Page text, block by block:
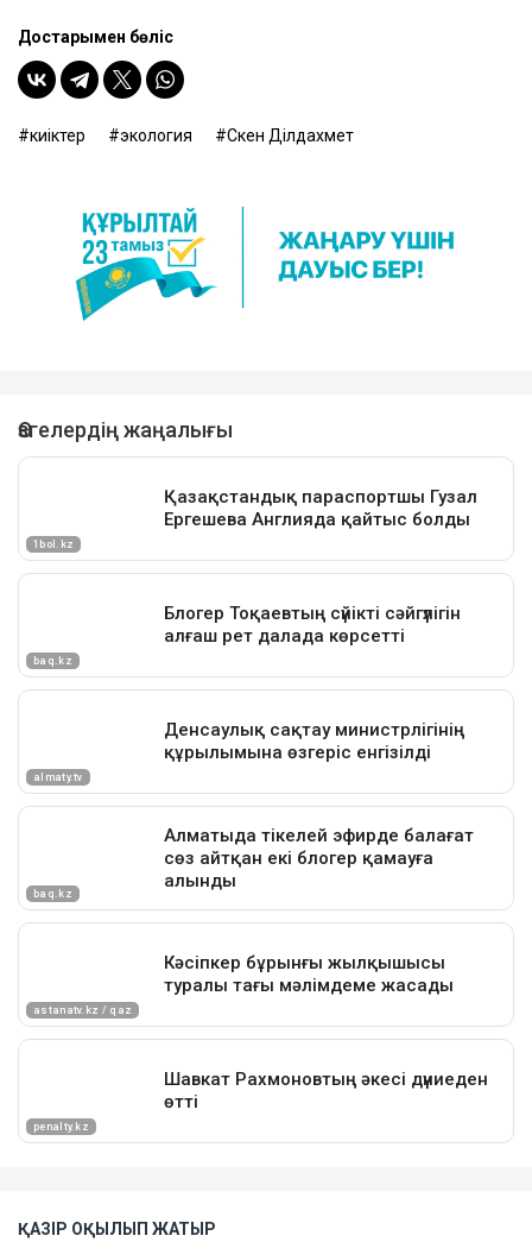
Достарыңмен бөліс
киіктер экология Сәкен Ділдахмет
ҚАЗІР ОҚЫЛЫП ЖАТЫР